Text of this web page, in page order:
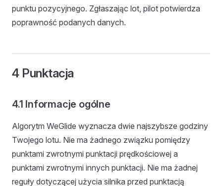
punktu pozycyjnego. Zgłaszając lot, pilot potwierdza
poprawność podanych danych.
4 Punktacja
4.1 Informacje ogólne
Algorytm WeGlide wyznacza dwie najszybsze godziny
Twojego lotu. Nie ma żadnego związku pomiędzy
punktami zwrotnymi punktacji prędkościowej a
punktami zwrotnymi innych punktacji. Nie ma żadnej
reguły dotyczącej użycia silnika przed punktacją